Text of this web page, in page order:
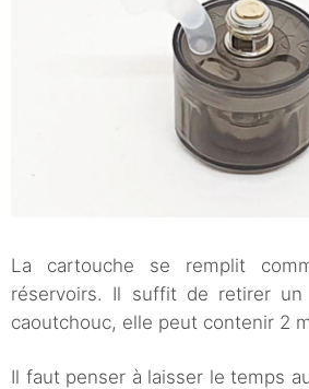
La cartouche se remplit
réservoirs. Il suffit de retirer
caoutchouc, elle peut contenir 2
Il faut penser à laisser le temps